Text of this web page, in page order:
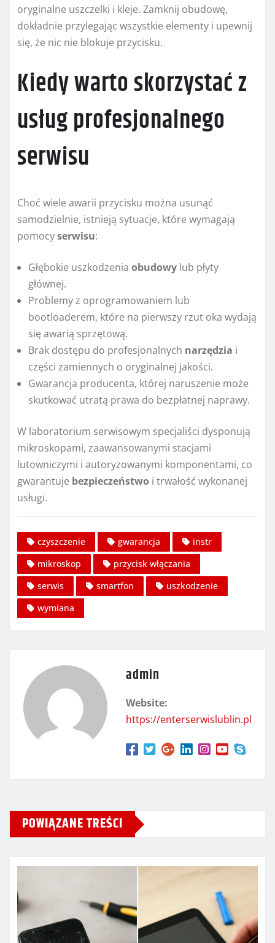
oryginalne uszczelki i kleje. Zamknij obudowę,
dokładnie przylegając wszystkie elementy i upewnij
się, że nic nie blokuje przycisku.
Kiedy warto skorzystać z
usług profesjonalnego
serwisu
Choć wiele awarii przycisku można usunąć
samodzielnie, istnieją sytuacje, które wymagają
pomocyserwisu:
Głębokie uszkodzenia obudowy lub płyty
głównej.
Problemy z oprogramowaniem lub
bootloaderem, które na pierwszy rzut oka wydają
się awarią sprzętową.
Brak dostępu do profesjonalnych narzędzia i
części zamiennych o oryginalnej jakości.
Gwarancja producenta, której naruszenie może
skutkować utratą prawa do bezpłatnej naprawy.
W laboratorium serwisowym specjaliści dysponują
mikroskopami, zaawansowanymi stacjami
lutowniczymi i autoryzowanymi komponentami, co
gwarantuje bezpieczeństwo i trwałość wykonanej
usługi.
czyszczenie gwarancja
instr
mikroskop
przycisk włączania
serwis
smartfon
uszkodzenie
wymiana
admin
Website:
https://enterserwislublin.pl
POWIĄZANE TREŚCI